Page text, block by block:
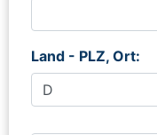
Land - PLZ, Ort: